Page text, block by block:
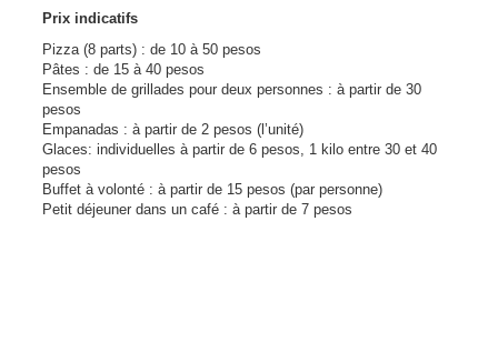
Prix indicatifs
Pizza (8 parts) : de 10 à 50 pesos
Pâtes : de 15 à 40 pesos
Ensemble de grillades pour deux personnes : à partir de 30
pesos
Empanadas : à partir de 2 pesos (l’unité)
Glaces: individuelles à partir de 6 pesos, 1 kilo entre 30 et 40
pesos
Buffet à volonté : à partir de 15 pesos (par personne)
Petit déjeuner dans un café : à partir de 7 pesos